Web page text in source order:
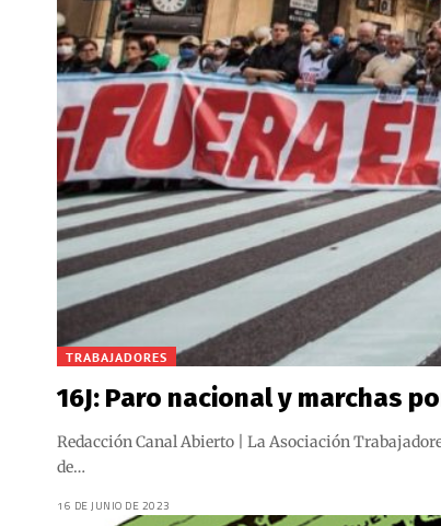
TRABAJADORES
16J: Paro nacional y marchas
Redacción Canal Abierto | La Asociación
de…
16 DE JUNIO DE 2023